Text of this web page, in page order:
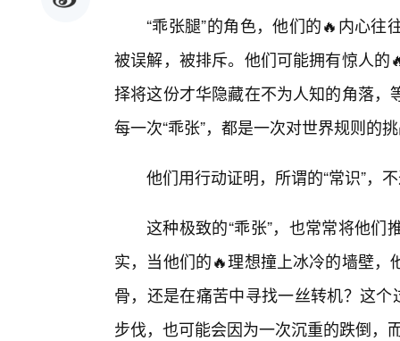
“乖张腿”的角色，他们的🔥内心
被误解，被排斥。他们可能拥有惊人
择将这份才华隐藏在不为人知的角落
每一次“乖张”，都是一次对世界规则的
他们用行动证明，所谓的“常识”，
这种极致的“乖张”，也常常将他
实，当他们的🔥理想撞上冰冷的墙壁
骨，还是在痛苦中寻找一丝转机？这
步伐，也可能会因为一次沉重的跌倒，